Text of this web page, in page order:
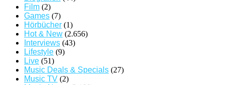
Film (2)
Games (7)
Hörbücher (1)
Hot & New (2.656)
Interviews (43)
Lifestyle (9)
Live (51)
Music Deals & Specials (27)
Music TV (2)